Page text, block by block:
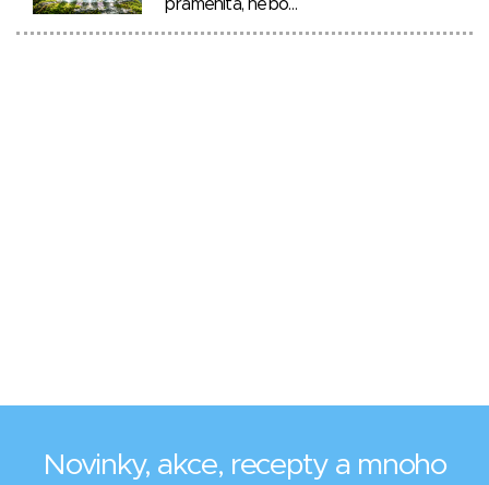
pramenitá, nebo…
Novinky, akce, recepty a mnoho